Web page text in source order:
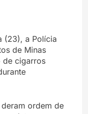
(23), a Polícia
de Minas
de cigarros
ordem de